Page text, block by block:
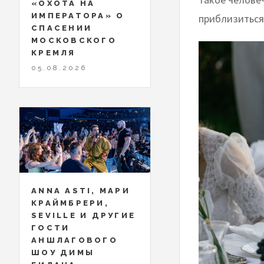
«ОХОТА НА
ИМПЕРАТОРА» О
СПАСЕНИИ
МОСКОВСКОГО
КРЕМЛЯ
05.08.2026
ANNA ASTI, МАРИ
КРАЙМБРЕРИ,
SEVILLE И ДРУГИЕ
ГОСТИ
АНШЛАГОВОГО
ШОУ ДИМЫ